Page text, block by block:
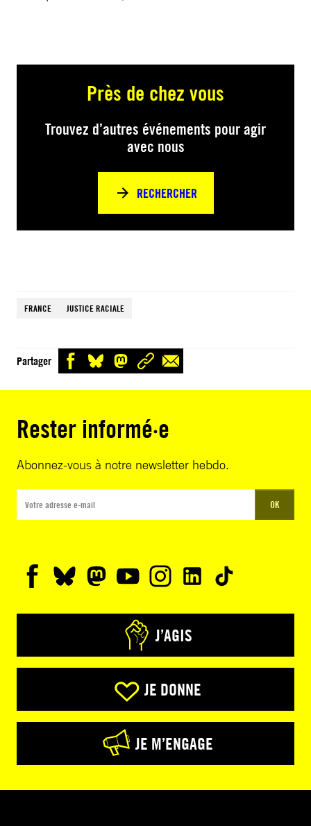
Près de chez vous
Trouvez d’autres événements pour agir
avec nous
RECHERCHER
FRANCE JUSTICE RACIALE
Partager
Rester informé·e
Abonnez-vous à notre newsletter hebdo.
OK
J’AGIS
JE DONNE
JE M’ENGAGE